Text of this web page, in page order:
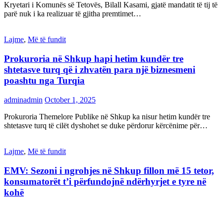
Kryetari i Komunës së Tetovës, Bilall Kasami, gjatë mandatit të tij të
parë nuk i ka realizuar të gjitha premtimet…
Lajme, Më të fundit
Prokuroria në Shkup hapi hetim kundër tre
shtetasve turq që i zhvatën para një biznesmeni
poashtu nga Turqia
adminadmin October 1, 2025
Prokuroria Themelore Publike në Shkup ka nisur hetim kundër tre
shtetasve turq të cilët dyshohet se duke përdorur kërcënime për…
Lajme, Më të fundit
EMV: Sezoni i ngrohjes në Shkup fillon më 15 tetor,
konsumatorët t’i përfundojnë ndërhyrjet e tyre në
kohë